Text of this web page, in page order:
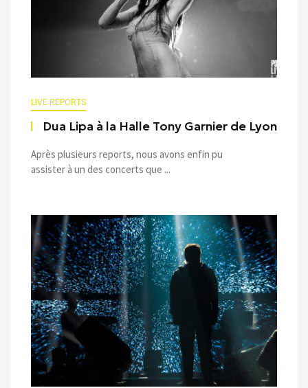
LIVE REPORTS
Dua Lipa à la Halle Tony Garnier de Lyon
Après plusieurs reports, nous avons enfin pu
assister à un des concerts que ...